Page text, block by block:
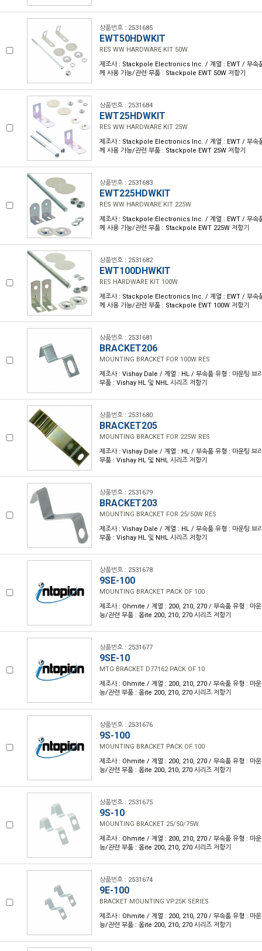
상품번호 : 2531685
EWT50HDWKIT
RES WW HARDWARE KIT 50W
제조사 : Stackpole Electronics Inc. / 계열 : EWT / 부속
께 사용 가능/관련 부품 : Stackpole EWT 50W 저항기
상품번호 : 2531684
EWT25HDWKIT
RES WW HARDWARE KIT 25W
제조사 : Stackpole Electronics Inc. / 계열 : EWT / 부속
께 사용 가능/관련 부품 : Stackpole EWT 25W 저항기
상품번호 : 2531683
EWT225HDWKIT
RES WW HARDWARE KIT 225W
제조사 : Stackpole Electronics Inc. / 계열 : EWT / 부속
께 사용 가능/관련 부품 : Stackpole EWT 225W 저항기
상품번호 : 2531682
EWT100DHWKIT
RES HARDWARE KIT 100W
제조사 : Stackpole Electronics Inc. / 계열 : EWT / 부속
께 사용 가능/관련 부품 : Stackpole EWT 100W 저항기
상품번호 : 2531681
BRACKET206
MOUNTING BRACKET FOR 100W RES
제조사 : Vishay Dale / 계열 : HL / 부속품 유형 : 마운팅 브
부품 : Vishay HL 및 NHL 시리즈 저항기
상품번호 : 2531680
BRACKET205
MOUNTING BRACKET FOR 225W RES
제조사 : Vishay Dale / 계열 : HL / 부속품 유형 : 마운팅 브
부품 : Vishay HL 및 NHL 시리즈 저항기
상품번호 : 2531679
BRACKET203
MOUNTING BRACKET FOR 25/50W RES
제조사 : Vishay Dale / 계열 : HL / 부속품 유형 : 마운팅 브
부품 : Vishay HL 및 NHL 시리즈 저항기
상품번호 : 2531678
9SE-100
MOUNTING BRACKET PACK OF 100
제조사 : Ohmite / 계열 : 200, 210, 270 / 부속품 유형 : 마
능/관련 부품 : 옴ite 200, 210, 270 시리즈 저항기
상품번호 : 2531677
9SE-10
MTG BRACKET D77162 PACK OF 10
제조사 : Ohmite / 계열 : 200, 210, 270 / 부속품 유형 : 마
능/관련 부품 : 옴ite 200, 210, 270 시리즈 저항기
상품번호 : 2531676
9S-100
MOUNTING BRACKET PACK OF 100
제조사 : Ohmite / 계열 : 200, 210, 270 / 부속품 유형 : 마
능/관련 부품 : 옴ite 200, 210, 270 시리즈 저항기
상품번호 : 2531675
9S-10
MOUNTING BRACKET 25/50/75W
제조사 : Ohmite / 계열 : 200, 210, 270 / 부속품 유형 : 마
능/관련 부품 : 옴ite 200, 210, 270 시리즈 저항기
상품번호 : 2531674
9E-100
BRACKET MOUNTING VP25K SERIES
제조사 : Ohmite / 계열 : 200, 210, 270 / 부속품 유형 : 마
능/관련 부품 : 옴ite 200, 210, 270 시리즈 저항기